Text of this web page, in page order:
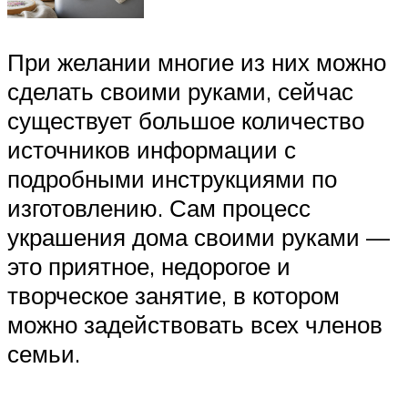
При желании многие из них можно
сделать своими руками, сейчас
существует большое количество
источников информации с
подробными инструкциями по
изготовлению. Сам процесс
украшения дома своими руками —
это приятное, недорогое и
творческое занятие, в котором
можно задействовать всех членов
семьи.